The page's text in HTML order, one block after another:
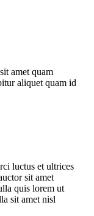
amet quam
aliquet quam id
luctus et ultrices
sit amet
quis lorem ut
sit amet nisl